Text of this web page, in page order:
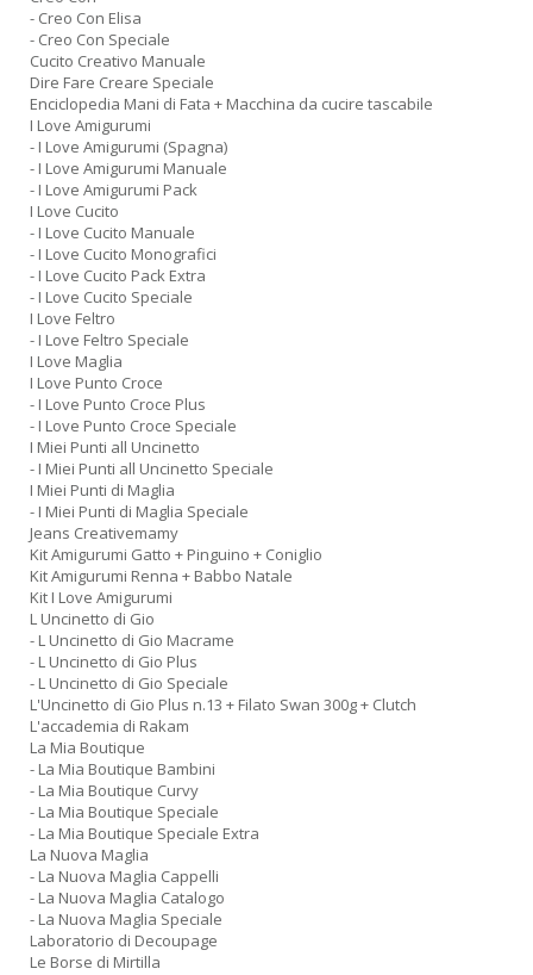
- Creo Con Elisa
- Creo Con Speciale
Cucito Creativo Manuale
Dire Fare Creare Speciale
Enciclopedia Mani di Fata + Macchina da cucire tascabile
I Love Amigurumi
- I Love Amigurumi (Spagna)
- I Love Amigurumi Manuale
- I Love Amigurumi Pack
I Love Cucito
- I Love Cucito Manuale
- I Love Cucito Monografici
- I Love Cucito Pack Extra
- I Love Cucito Speciale
I Love Feltro
- I Love Feltro Speciale
I Love Maglia
I Love Punto Croce
- I Love Punto Croce Plus
- I Love Punto Croce Speciale
I Miei Punti all Uncinetto
- I Miei Punti all Uncinetto Speciale
I Miei Punti di Maglia
- I Miei Punti di Maglia Speciale
Jeans Creativemamy
Kit Amigurumi Gatto + Pinguino + Coniglio
Kit Amigurumi Renna + Babbo Natale
Kit I Love Amigurumi
L Uncinetto di Gio
- L Uncinetto di Gio Macrame
- L Uncinetto di Gio Plus
- L Uncinetto di Gio Speciale
L'Uncinetto di Gio Plus n.13 + Filato Swan 300g + Clutch
L'accademia di Rakam
La Mia Boutique
- La Mia Boutique Bambini
- La Mia Boutique Curvy
- La Mia Boutique Speciale
- La Mia Boutique Speciale Extra
La Nuova Maglia
- La Nuova Maglia Cappelli
- La Nuova Maglia Catalogo
- La Nuova Maglia Speciale
Laboratorio di Decoupage
Le Borse di Mirtilla